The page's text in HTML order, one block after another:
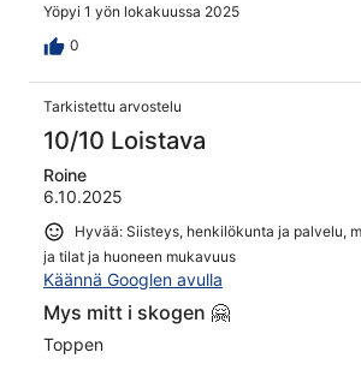
Yöpyi 1 yön lokakuussa 2025
0
Tarkistettu arvostelu
10/10 Loistava
Roine
6.10.2025
Hyvää: Siisteys, henkilökunta ja palvelu,
ja tilat ja huoneen mukavuus
Käännä Googlen avulla
Mys mitt i skogen 🤗
Toppen